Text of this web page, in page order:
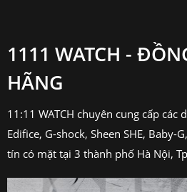
1111 WATCH -
HÃNG
11:11 WATCH chuyên cung cấp các
Edifice, G-shock, Sheen SHE, Baby-
tín có mặt tại 3 thành phố Hà Nội,